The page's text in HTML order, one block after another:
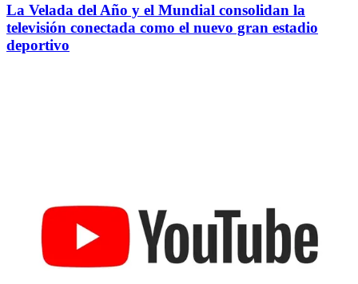
La Velada del Año y el Mundial consolidan la
televisión conectada como el nuevo gran estadio
deportivo